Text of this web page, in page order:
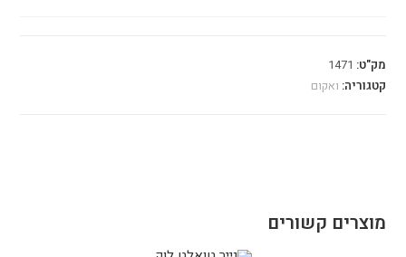
מק"ט: 1471
קטגוריה: ואקום
מוצרים קשורים